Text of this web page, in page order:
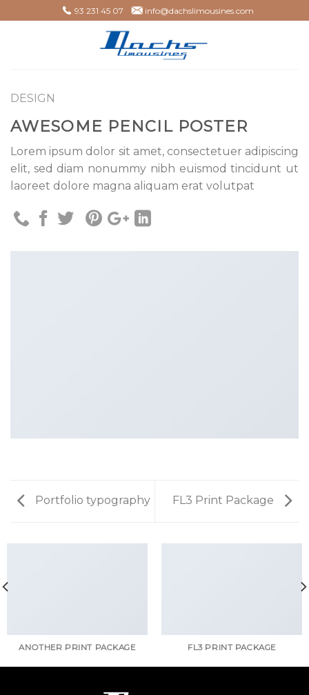
93 231 45 07 info@dachslimousines.com
DESIGN
AWESOME PENCIL POSTER
Lorem ipsum dolor sit amet, consectetuer adipiscing
elit, sed diam nonummy nibh euismod tincidunt ut
laoreet dolore magna aliquam erat volutpat
Portfolio typography FL3 Print Package
ANOTHER PRINT PACKAGE FL3 PRINT PACKAGE